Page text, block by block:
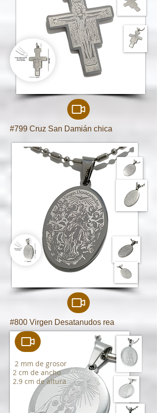
#799 Cruz San Damián chica
#800 Virgen Desatanudos rea
2 mm de grosor
2 cm de ancho
2.9 cm de altura